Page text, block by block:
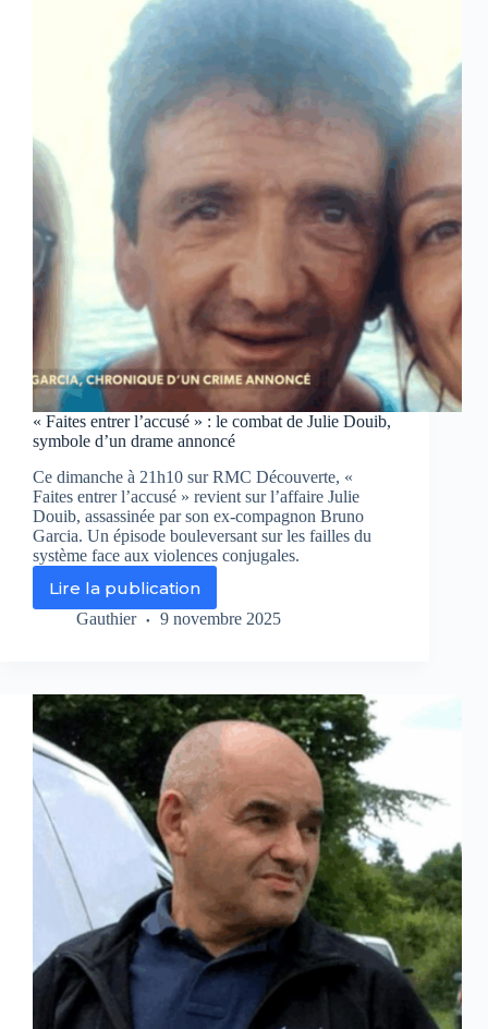
le
destin
militante
devenue
meurtrière
« Faites entrer l’accusé » : le combat de Julie Douib,
symbole d’un drame annoncé
Ce dimanche à 21h10 sur RMC Découverte, «
Faites entrer l’accusé » revient sur l’affaire Julie
Douib, assassinée par son ex-compagnon Bruno
Garcia. Un épisode bouleversant sur les failles du
système face aux violences conjugales.
Lire la publication
«
Faites
:
le
combat
de
Julie
Douib,
symbole
d’un
drame
annoncé
Gauthier 9 novembre 2025